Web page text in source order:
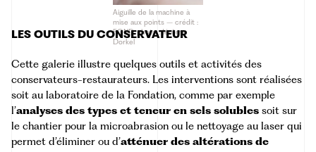
Aiguille de la machine à
mise aux points – crédit :
F.OND, photo : Jérôme
Dorkel
LES OUTILS DU CONSERVATEUR
Cette galerie illustre quelques outils et activités des
conservateurs-restaurateurs. Les interventions sont réalisées
soit au laboratoire de la Fondation, comme par exemple
l’analyses des types et teneur en sels solubles soit sur
le chantier pour la microabrasion ou le nettoyage au laser qui
permet d’éliminer ou d’atténuer des altérations de